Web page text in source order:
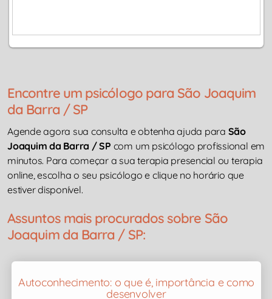
Encontre um psicólogo para São Joaquim
da Barra / SP
Agende agora sua consulta e obtenha ajuda para São
Joaquim da Barra / SP com um psicólogo profissional em
minutos. Para começar a sua terapia presencial ou terapia
online, escolha o seu psicólogo e clique no horário que
estiver disponível.
Assuntos mais procurados sobre São
Joaquim da Barra / SP:
Autoconhecimento: o que é, importância e como
desenvolver